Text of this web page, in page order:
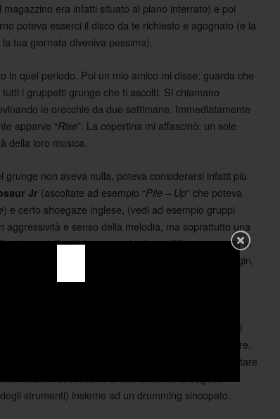
era infatti situato al piano interrato) e poi
poteva esserci il disco da te richiesto e agognato (e la
tua giornata diveniva pessima).
in quel periodo. Poi un mio amico mi disse: guarda che
i gruppetti grunge che ti ascolti. Si chiamano
le orecchie da due settimane. Immediatamente
apparve “Rise”. La copertina mi affascinò: un sole
della loro musica.
grunge non aveva nulla, poteva considerarsi infatti più
Jr (ascoltate ad esempio “Pile – Up” che poteva
) e certo shoegaze inglese, (vedi ad esempio gruppi
aggressività e senso della melodia, ma soprattutto una
(una delle più bei pezzi degli anni 90) riassumeva in
come si deve ottenere un buon negroni (1/3 di gin,
ed il tutto affogato in un 1/3 di rumore/feedback.
del 1993 è un capolavoro, sui
sul sapiente utilizzo dell’effettistica delle chitarre,
canzoni incredibilmente elevata. Su tutte vorrei citare
successive di due chitarre, fa seguito
strumenti) insieme ad un drumming sincopato.